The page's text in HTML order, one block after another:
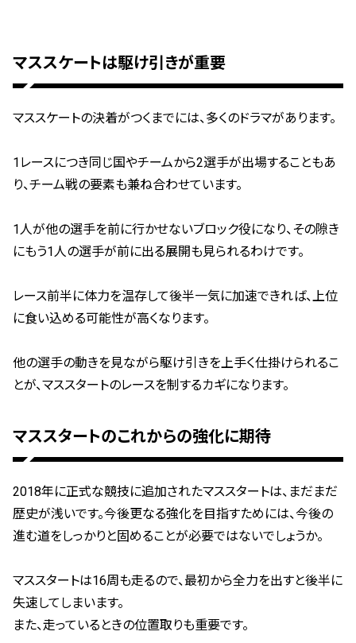
マススケートは駆け引きが重要
マススケートの決着がつくまでには、多くのドラマがあります。
1レースにつき同じ国やチームから2選手が出場することもあ
り、チーム戦の要素も兼ね合わせています。
1人が他の選手を前に行かせないブロック役になり、その隙き
にもう1人の選手が前に出る展開も見られるわけです。
レース前半に体力を温存して後半一気に加速できれば、上位
に食い込める可能性が高くなります。
他の選手の動きを見ながら駆け引きを上手く仕掛けられるこ
とが、マススタートのレースを制するカギになります。
マススタートのこれからの強化に期待
2018年に正式な競技に追加されたマススタートは、まだまだ
歴史が浅いです。今後更なる強化を目指すためには、今後の
進む道をしっかりと固めることが必要ではないでしょうか。
マススタートは16周も走るので、最初から全力を出すと後半に
失速してしまいます。
また、走っているときの位置取りも重要です。